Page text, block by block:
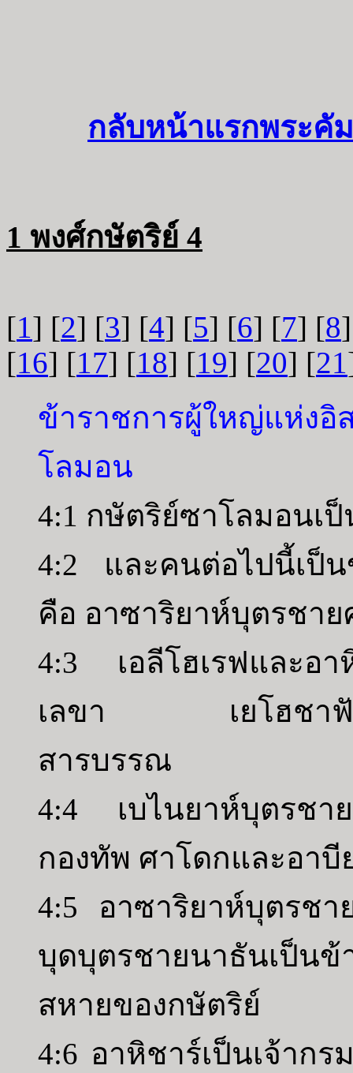
กลับหน้าแรกพระคั
1 พงศ์กษัตริย์ 4
[1] [2] [3] [4] [5] [6] [7] [8
[16] [17] [18] [19] [20] [21
ข้าราชการผู้ใหญ่แห่งอิ
โลมอน
4:1 กษัตริย์ซาโลมอนเ
4:2 และคนต่อไปนี้เป็น
คือ อาซาริยาห์บุตรชา
4:3 เอลีโฮเรฟและอ
เลขา เยโฮชาฟัทบุ
สารบรรณ
4:4 เบไนยาห์บุตรชา
กองทัพ ศาโดกและอาบี
4:5 อาซาริยาห์บุตรช
บุดบุตรชายนาธันเป็น
สหายของกษัตริย์
4:6 อาหิชาร์เป็นเจ้าก